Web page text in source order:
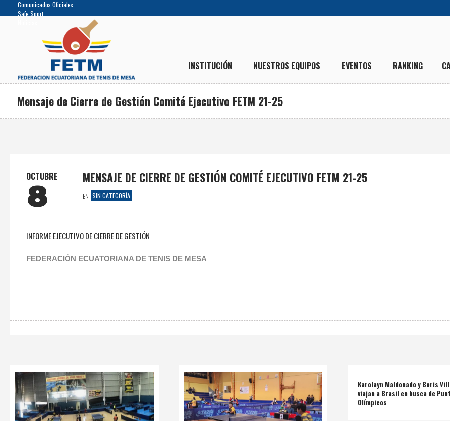
Comunicados Oficiales
Safe Sport
INSTITUCIÓN NUESTROS EQUIPOS EVENTOS RANKING
Mensaje de Cierre de Gestión Comité Ejecutivo FETM 21-25
OCTUBRE
8
MENSAJE DE CIERRE DE GESTIÓN COMITÉ EJECUTIVO FETM 21-25
EN SIN CATEGORÍA
INFORME EJECUTIVO DE CIERRE DE GESTIÓN
FEDERACIÓN ECUATORIANA DE TENIS DE MESA
Karolayn Maldonado y Boris
viajan a Brasil en busca de
Olímpicos